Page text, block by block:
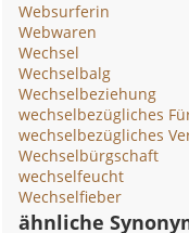
Websurferin
Webwaren
Wechsel
Wechselbalg
Wechselbeziehung
wechselbezügliches
wechselbezügliches
Wechselbürgschaft
wechselfeucht
Wechselfieber
ähnliche